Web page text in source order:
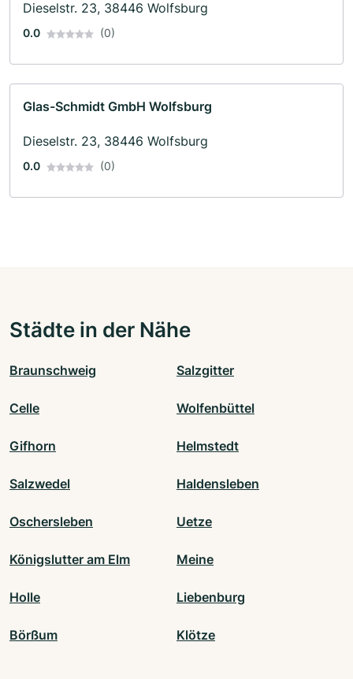
Dieselstr. 23, 38446 Wolfsburg
0.0 (0)
Glas-Schmidt GmbH Wolfsburg
Dieselstr. 23, 38446 Wolfsburg
0.0 (0)
Städte in der Nähe
Braunschweig Salzgitter
Celle Wolfenbüttel
Gifhorn Helmstedt
Salzwedel Haldensleben
Oschersleben Uetze
Königslutter am Elm Meine
Holle Liebenburg
Börßum Klötze